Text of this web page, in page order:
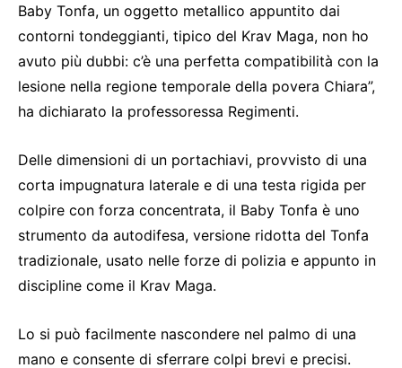
Baby Tonfa, un oggetto metallico appuntito dai
contorni tondeggianti, tipico del Krav Maga, non ho
avuto più dubbi: c’è una perfetta compatibilità con la
lesione nella regione temporale della povera Chiara”,
ha dichiarato la professoressa Regimenti.
Delle dimensioni di un portachiavi, provvisto di una
corta impugnatura laterale e di una testa rigida per
colpire con forza concentrata, il Baby Tonfa è uno
strumento da autodifesa, versione ridotta del Tonfa
tradizionale, usato nelle forze di polizia e appunto in
discipline come il Krav Maga.
Lo si può facilmente nascondere nel palmo di una
mano e consente di sferrare colpi brevi e precisi.